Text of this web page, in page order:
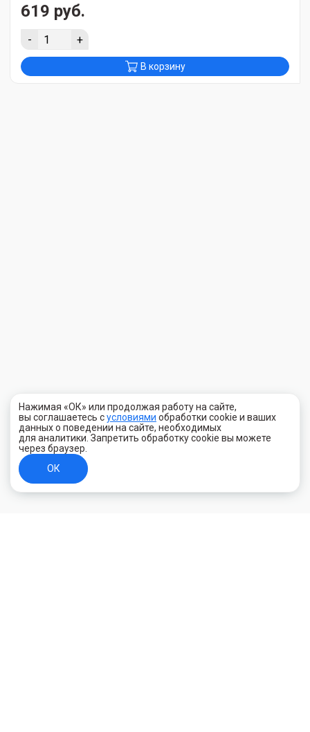
619 руб.
- +
В корзину
Нажимая «ОК» или продолжая работу на сайте,
вы соглашаетесь сусловиями обработки cookie и ваших
данных о поведении на сайте, необходимых
для аналитики. Запретить обработку cookie вы можете
через браузер.
ОК